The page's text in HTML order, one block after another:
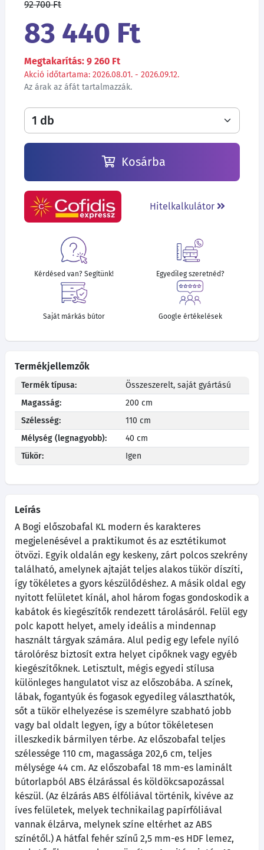
92 700 Ft
83 440 Ft
Megtakarítás: 9 260 Ft
Akció időtartama: 2026.08.01. - 2026.09.12.
Az árak az áfát tartalmazzák.
Kosárba
Hitelkalkulátor
Kérdésed van? Segítünk! Egyedileg szeretnéd?
Saját márkás bútor Google értékelések
Termékjellemzők
Termék típusa:
Összeszerelt, saját gyártású
Magasság:
200 cm
Szélesség:
110 cm
Mélység (legnagyobb):
40 cm
Tükör:
Igen
Leírás
A Bogi előszobafal KL modern és karakteres
megjelenésével a praktikumot és az esztétikumot
ötvözi. Egyik oldalán egy keskeny, zárt polcos szekrény
található, amelynek ajtaját teljes alakos tükör díszíti,
így tökéletes a gyors készülődéshez. A másik oldal egy
nyitott felületet kínál, ahol három fogas gondoskodik a
kabátok és kiegészítők rendezett tárolásáról. Felül egy
polc kapott helyet, amely ideális a mindennap
használt tárgyak számára. Alul pedig egy lefele nyíló
tárolórész biztosít extra helyet cipőknek vagy egyéb
kiegészítőknek. Letisztult, mégis egyedi stílusa
különleges hangulatot visz az előszobába. A színek,
lábak, fogantyúk és fogasok egyedileg választhatók,
sőt a tükör elhelyezése is személyre szabható jobb
vagy bal oldalt legyen, így a bútor tökéletesen
illeszkedik bármilyen térbe. Az előszobafal teljes
szélessége 110 cm, magassága 202,6 cm, teljes
mélysége 44 cm. Az előszobafal 18 mm-es laminált
bútorlapból ABS élzárással és köldökcsapozással
készül. (Az élzárás ABS élfóliával történik, kivéve az
íves felületek, melyek technikailag papírfóliával
vannak élzárva, melynek színe eltérhet az ABS
színétől.) A hátfal fehér színű 2,5 mm-es HDF lemez,